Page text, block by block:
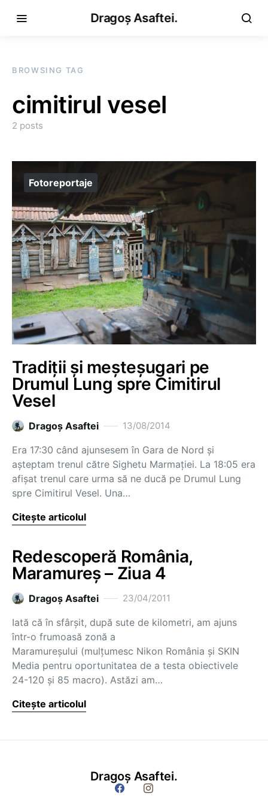
Dragoș Asaftei.
BROWSING TAG
cimitirul vesel
2 posts
Fotoreportaje
Tradiții și meșteșugari pe
Drumul Lung spre Cimitirul
Vesel
Dragoş Asaftei 13/08/2014
Era 17:30 când ajunsesem în Gara de Nord și
așteptam trenul către Sighetu Marmației. La 18:05 era
afișat trenul care urma să ne ducă pe Drumul Lung
spre Cimitirul Vesel. Una…
Citește articolul
Redescoperă România,
Maramureș – Ziua 4
Dragoş Asaftei 23/04/2011
Iată că în sfârșit, după sute de kilometri, am ajuns
într-o frumoasă zonă a
Maramureșului (mulțumesc Nikon România și SKIN
Media pentru oportunitatea de a testa obiectivele
24-120 și 85 macro). Astăzi am…
Citește articolul
Dragoș Asaftei.